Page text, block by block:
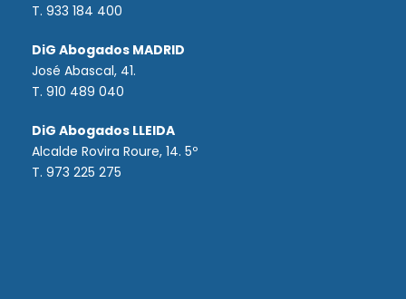
T. 933 184 400
DiG Abogados MADRID
José Abascal, 41.
T. 910 489 040
DiG Abogados LLEIDA
Alcalde Rovira Roure, 14. 5º
T. 973 225 275